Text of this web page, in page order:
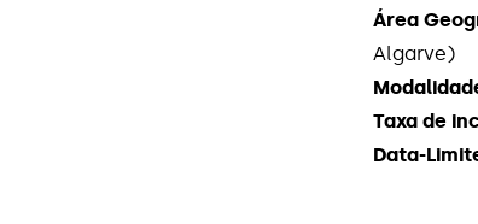
Área
Algarve)
Taxa de
Data-